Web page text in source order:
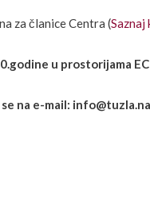
za članice Centra (Saznaj
u prostorijama
na e-mail: